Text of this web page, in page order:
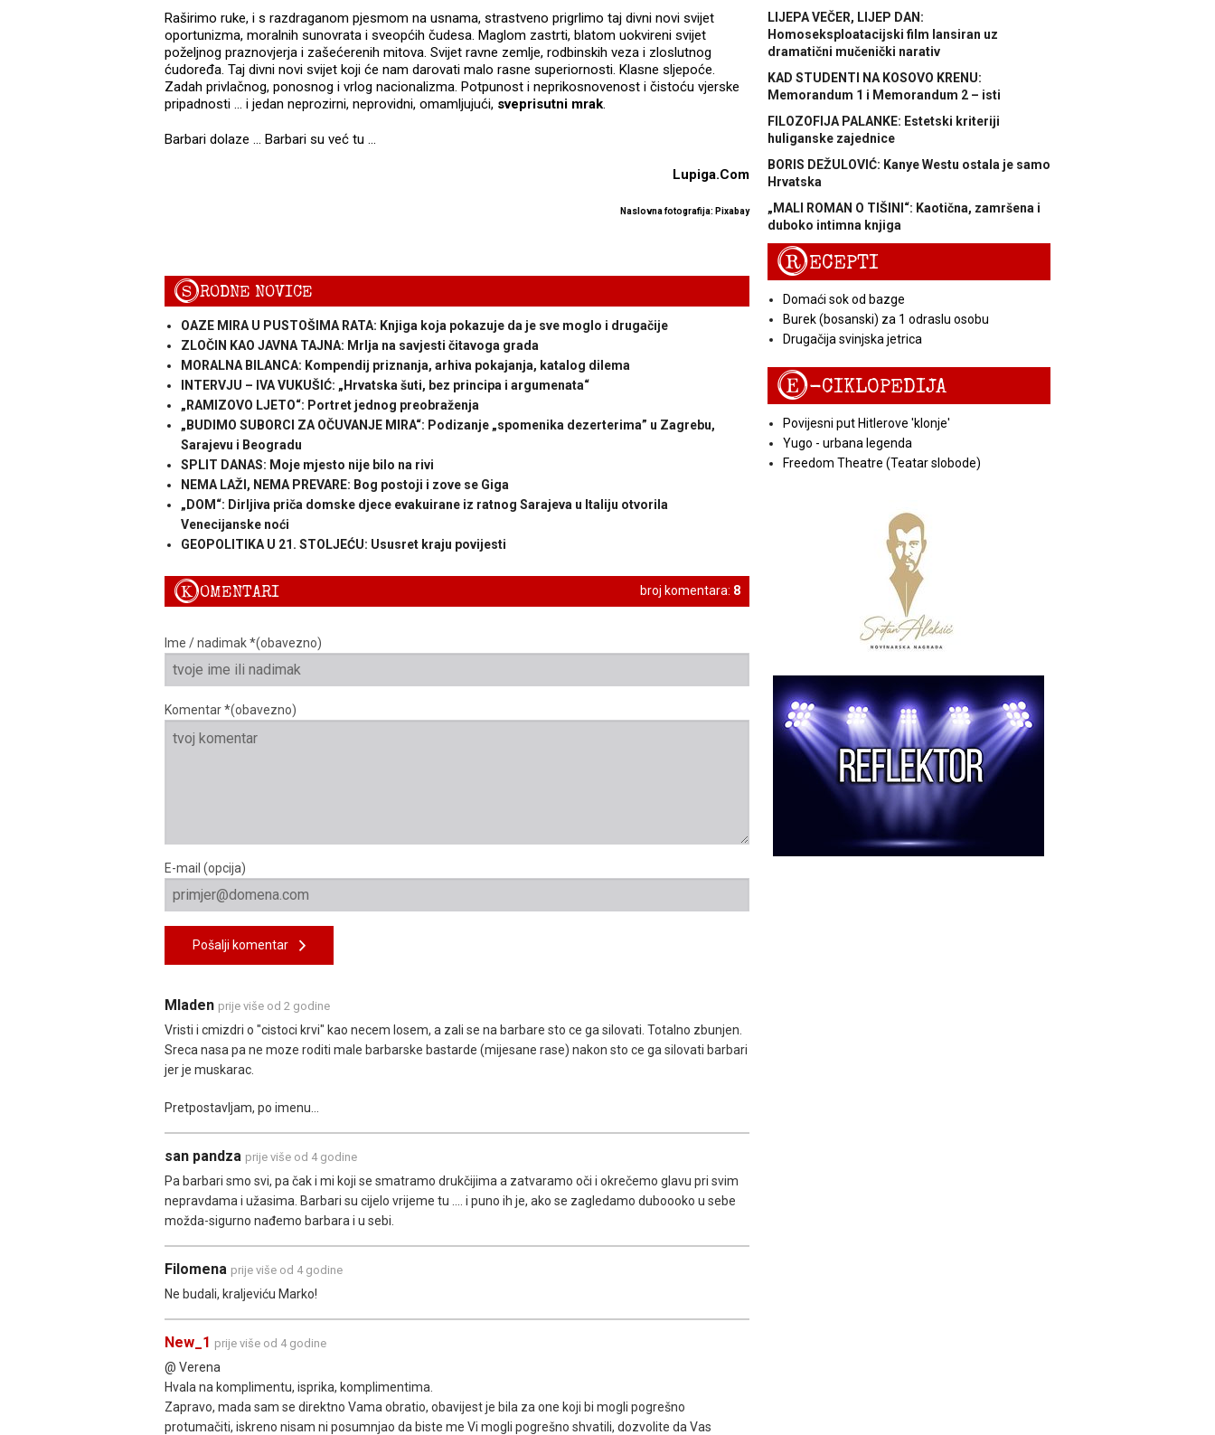
Raširimo ruke, i s razdraganom pjesmom na usnama, strastveno prigrlimo taj divni novi svijet
oportunizma, moralnih sunovrata i sveopćih čudesa. Maglom zastrti, blatom uokvireni svijet
poželjnog praznovjerja i zašećerenih mitova. Svijet ravne zemlje, rodbinskih veza i zloslutnog
ćudoređa. Taj divni novi svijet koji će nam darovati malo rasne superiornosti. Klasne sljepoće.
Zadah privlačnog, ponosnog i vrlog nacionalizma. Potpunost i neprikosnovenost i čistoću vjerske
pripadnosti ... i jedan neprozirni, neprovidni, omamljujući, sveprisutni mrak.
Barbari dolaze ... Barbari su već tu ...
Lupiga.Com
Naslovna fotografija: Pixabay
SRODNE NOVICE
OAZE MIRA U PUSTOŠIMA RATA: Knjiga koja pokazuje da je sve moglo i drugačije
ZLOČIN KAO JAVNA TAJNA: Mrlja na savjesti čitavoga grada
MORALNA BILANCA: Kompendij priznanja, arhiva pokajanja, katalog dilema
INTERVJU – IVA VUKUŠIĆ: „Hrvatska šuti, bez principa i argumenata“
„RAMIZOVO LJETO“: Portret jednog preobraženja
„BUDIMO SUBORCI ZA OČUVANJE MIRA“: Podizanje „spomenika dezerterima” u Zagrebu,
Sarajevu i Beogradu
SPLIT DANAS: Moje mjesto nije bilo na rivi
NEMA LAŽI, NEMA PREVARE: Bog postoji i zove se Giga
„DOM“: Dirljiva priča domske djece evakuirane iz ratnog Sarajeva u Italiju otvorila
Venecijanske noći
GEOPOLITIKA U 21. STOLJEĆU: Ususret kraju povijesti
broj komentara: 8
KOMENTARI
Ime / nadimak *(obavezno)
Komentar *(obavezno)
E-mail (opcija)
Pošalji komentar
Mladen prije više od 2 godine
Vristi i cmizdri o "cistoci krvi" kao necem losem, a zali se na barbare sto ce ga silovati. Totalno zbunjen.
Sreca nasa pa ne moze roditi male barbarske bastarde (mijesane rase) nakon sto ce ga silovati barbari
jer je muskarac.
Pretpostavljam, po imenu...
san pandza prije više od 4 godine
Pa barbari smo svi, pa čak i mi koji se smatramo drukčijima a zatvaramo oči i okrečemo glavu pri svim
nepravdama i užasima. Barbari su cijelo vrijeme tu .... i puno ih je, ako se zagledamo duboooko u sebe
možda-sigurno nađemo barbara i u sebi.
Filomena prije više od 4 godine
Ne budali, kraljeviću Marko!
New_1 prije više od 4 godine
@ Verena
Hvala na komplimentu, isprika, komplimentima.
Zapravo, mada sam se direktno Vama obratio, obavijest je bila za one koji bi mogli pogrešno
protumačiti, iskreno nisam ni posumnjao da biste me Vi mogli pogrešno shvatili, dozvolite da Vas
LIJEPA VEČER, LIJEP DAN:
Homoseksploatacijski film lansiran uz
dramatični mučenički narativ
KAD STUDENTI NA KOSOVO KRENU:
Memorandum 1 i Memorandum 2 – isti
FILOZOFIJA PALANKE: Estetski kriteriji
huliganske zajednice
BORIS DEŽULOVIĆ: Kanye Westu ostala je samo
Hrvatska
„MALI ROMAN O TIŠINI“: Kaotična, zamršena i
duboko intimna knjiga
RECEPTI
Domaći sok od bazge
Burek (bosanski) za 1 odraslu osobu
Drugačija svinjska jetrica
E-CIKLOPEDIJA
Povijesni put Hitlerove 'klonje'
Yugo - urbana legenda
Freedom Theatre (Teatar slobode)